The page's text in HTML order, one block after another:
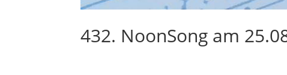
432. NoonSong am